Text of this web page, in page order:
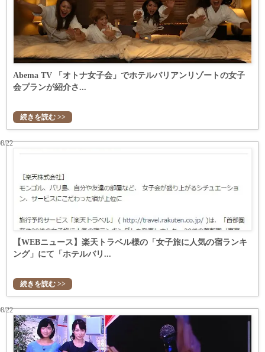
Abema TV 「オトナ女子会」でホテルバリアンリゾートの女子
会プランが紹介さ...
続きを読む >>
【WEBニュース】楽天トラベル様の「女子旅に人気の宿ランキ
ング」にて「ホテルバリ...
22
続きを読む >>
22